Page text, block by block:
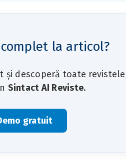
la articol?
descoperă toate
Sintact AI Reviste.
gratuit